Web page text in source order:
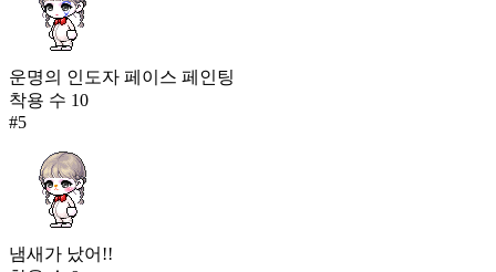
운명의 인도자 페이스 페인팅
착용 수 10
#5
냄새가 났어!!